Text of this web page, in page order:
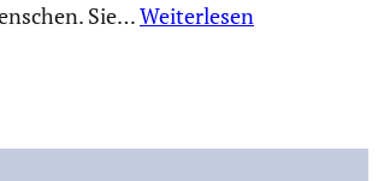
Sie…Weiterlesen